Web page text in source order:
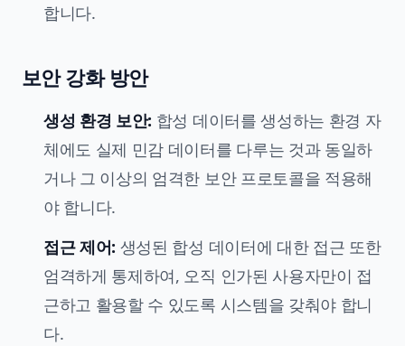
합니다.
보안 강화 방안
생성 환경 보안: 합성 데이터를 생성하는 환경 자
체에도 실제 민감 데이터를 다루는 것과 동일하
거나 그 이상의 엄격한 보안 프로토콜을 적용해
야 합니다.
접근 제어: 생성된 합성 데이터에 대한 접근 또한
엄격하게 통제하여, 오직 인가된 사용자만이 접
근하고 활용할 수 있도록 시스템을 갖춰야 합니
다.